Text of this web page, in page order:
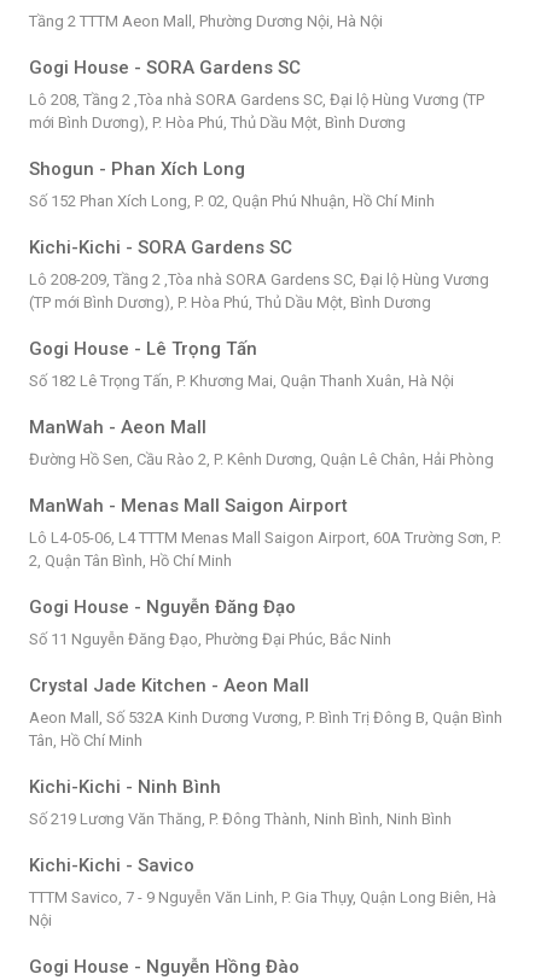
Tầng 2 TTTM Aeon Mall, Phường Dương Nội, Hà Nội
Gogi House - SORA Gardens SC
Lô 208, Tầng 2 ,Tòa nhà SORA Gardens SC, Đại lộ Hùng Vương (TP
mới Bình Dương), P. Hòa Phú, Thủ Dầu Một, Bình Dương
Shogun - Phan Xích Long
Số 152 Phan Xích Long, P. 02, Quận Phú Nhuận, Hồ Chí Minh
Kichi-Kichi - SORA Gardens SC
Lô 208-209, Tầng 2 ,Tòa nhà SORA Gardens SC, Đại lộ Hùng Vương
(TP mới Bình Dương), P. Hòa Phú, Thủ Dầu Một, Bình Dương
Gogi House - Lê Trọng Tấn
Số 182 Lê Trọng Tấn, P. Khương Mai, Quận Thanh Xuân, Hà Nội
ManWah - Aeon Mall
Đường Hồ Sen, Cầu Rào 2, P. Kênh Dương, Quận Lê Chân, Hải Phòng
ManWah - Menas Mall Saigon Airport
Lô L4-05-06, L4 TTTM Menas Mall Saigon Airport, 60A Trường Sơn, P.
2, Quận Tân Bình, Hồ Chí Minh
Gogi House - Nguyễn Đăng Đạo
Số 11 Nguyễn Đăng Đạo, Phường Đại Phúc, Bắc Ninh
Crystal Jade Kitchen - Aeon Mall
Aeon Mall, Số 532A Kinh Dương Vương, P. Bình Trị Đông B, Quận Bình
Tân, Hồ Chí Minh
Kichi-Kichi - Ninh Bình
Số 219 Lương Văn Thăng, P. Đông Thành, Ninh Bình, Ninh Bình
Kichi-Kichi - Savico
TTTM Savico, 7 - 9 Nguyễn Văn Linh, P. Gia Thụy, Quận Long Biên, Hà
Nội
Gogi House - Nguyễn Hồng Đào